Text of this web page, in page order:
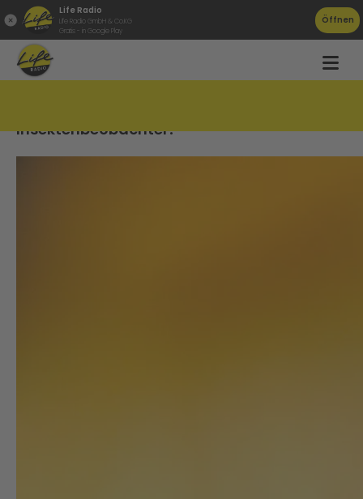
Life Radio
Life Radio GmbH & Co.KG
Gratis - in Google Play
Öffnen
Insektenbeobachter!